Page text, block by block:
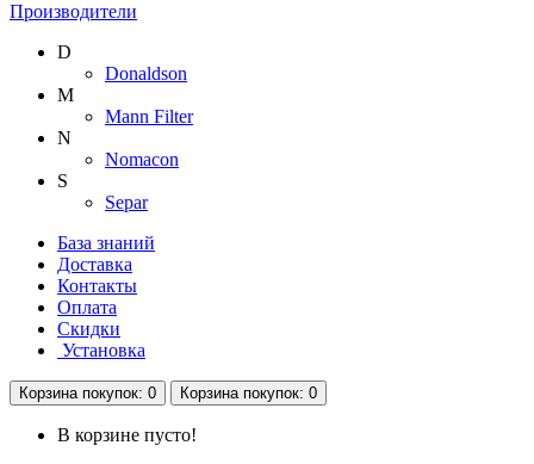
Производители
D
Donaldson
M
Mann Filter
N
Nomacon
S
Separ
База знаний
Доставка
Контакты
Оплата
Скидки
Установка
Корзинапокупок: 0 Корзинапокупок: 0
В корзине пусто!